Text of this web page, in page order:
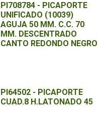
PI708784 - PICAPORTE
UNIFICADO (10039)
AGUJA 50 MM. C.C. 70
MM. DESCENTRADO
CANTO REDONDO NEGRO
PI64502 - PICAPORTE
CUAD.8 H.LATONADO 45